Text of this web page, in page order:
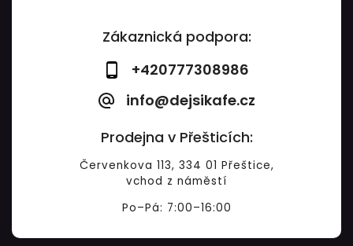
Zákaznická podpora:
+420777308986
info@dejsikafe.cz
Prodejna v Přešticích:
Červenkova 113, 334 01 Přeštice,
vchod z náměstí
Po–Pá: 7:00–16:00